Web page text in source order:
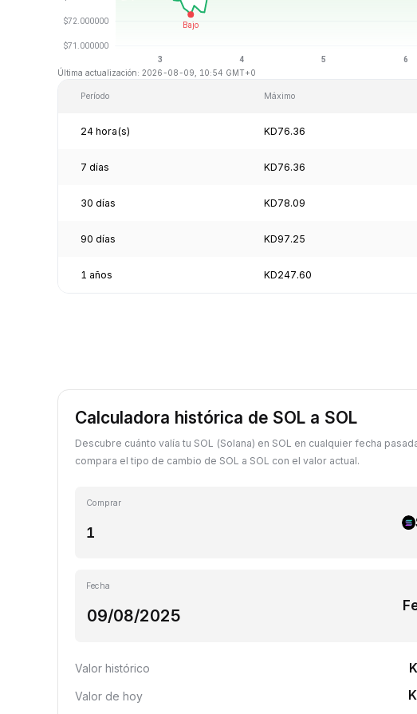
Última actualización: 2026-08-09, 10:54 GMT+0
Período Máximo
24 hora(s) KD76.36
7 días KD76.36
30 días KD78.09
90 días KD97.25
1 años KD247.60
Calculadora histórica de SOL a SOL
Descubre cuánto valía tu SOL (Solana) en SOL en cualquier fecha
compara el tipo de cambio de SOL a SOL con el valor actual.
Comprar
Fecha
Valor histórico
Valor de hoy